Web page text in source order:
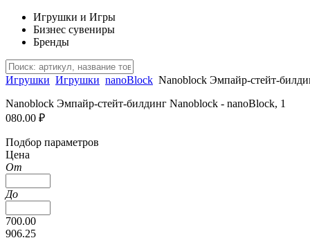
Игрушки и Игры
Бизнес сувениры
Бренды
Игрушки Игрушки nanoBlock Nanoblock Эмпайр-стейт-
Nanoblock Эмпайр-стейт-билдинг Nanoblock - nanoBlock, 1
080.00 ₽
Подбор параметров
Цена
От
До
700.00
906.25